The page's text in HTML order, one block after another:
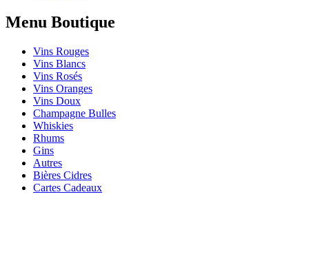
Menu Boutique
Vins Rouges
Vins Blancs
Vins Rosés
Vins Oranges
Vins Doux
Champagne Bulles
Whiskies
Rhums
Gins
Autres
Bières Cidres
Cartes Cadeaux